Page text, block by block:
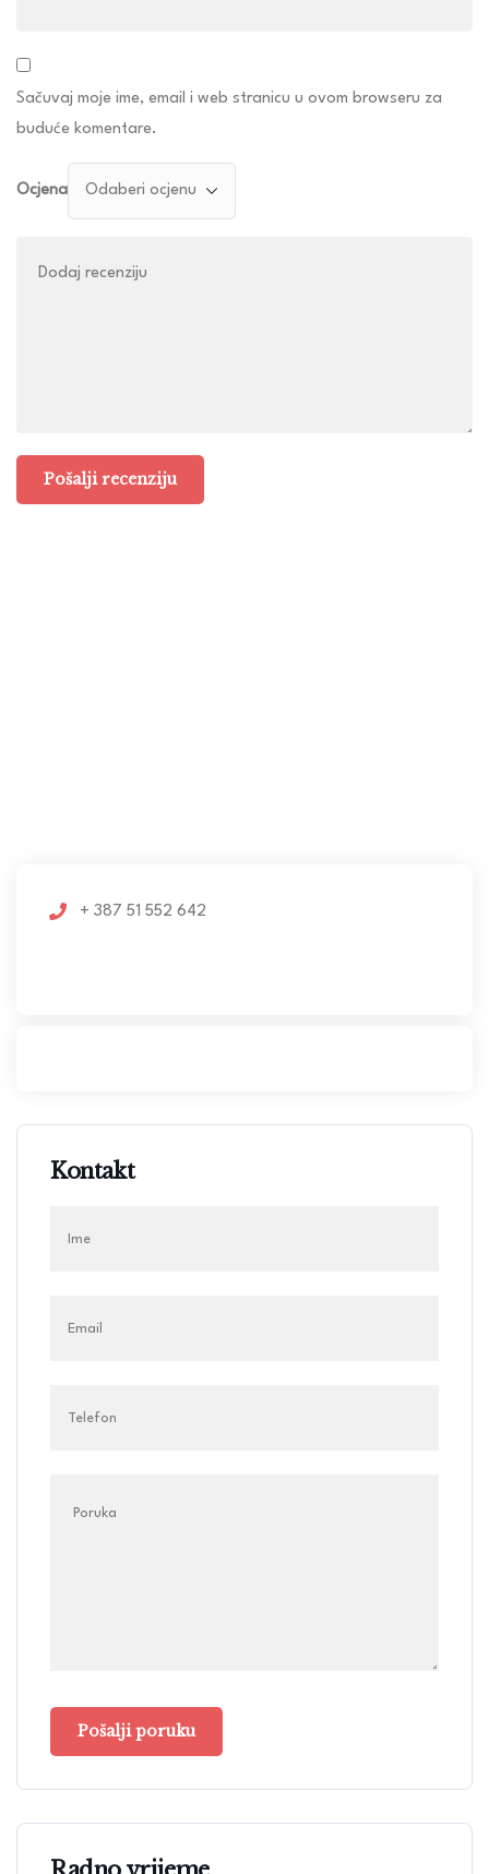
Sačuvaj moje ime, email i web stranicu u ovom browseru za
buduće komentare.
Ocjena
+ 387 51 552 642
Kontakt